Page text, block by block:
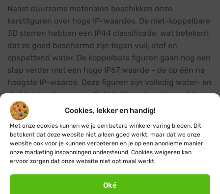
Cookies, lekker en handig!
Met onze cookies kunnen we je een betere winkelervaring bieden. Dit
betekent dat deze website niet alleen goed werkt, maar dat we onze
website ook voor je kunnen verbeteren en je op een anonieme manier
onze marketing inspanningen ondersteund. Cookies weigeren kan
ervoor zorgen dat onze website niet optimaal werkt.
Oké
Naast duurzame materialen beschikken onze
kerstfiguren over hoge IP-waardes. De niet-koppelbare
3D sterren hebben een IP44 classificatie, wat betekent
dat ze goed beschermd zijn tegen vuil, stof en
opspattend water. De koppelbare figuren gaan nog een
stap verder met een hoge IP67 waarde - de op één na
hoogste IP-waarde. Deze figuren zijn volledig water- en
stofdicht en kunnen zelfs tijdelijk ondergedompeld
worden in water zonder schade.
Energiezuinig en eenvoudig te installeren
Dankzij de energiezuinige LED techniek verbruiken
onze kerstfiguren tot wel 90% minder stroom dan
voor het milieu, maar ook voor je portemonnee! Voor